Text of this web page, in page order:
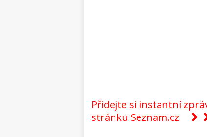
Přidejte si instantní
stránku Seznam.cz